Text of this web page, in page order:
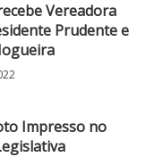
Vereadora
Prudente e
Impresso no